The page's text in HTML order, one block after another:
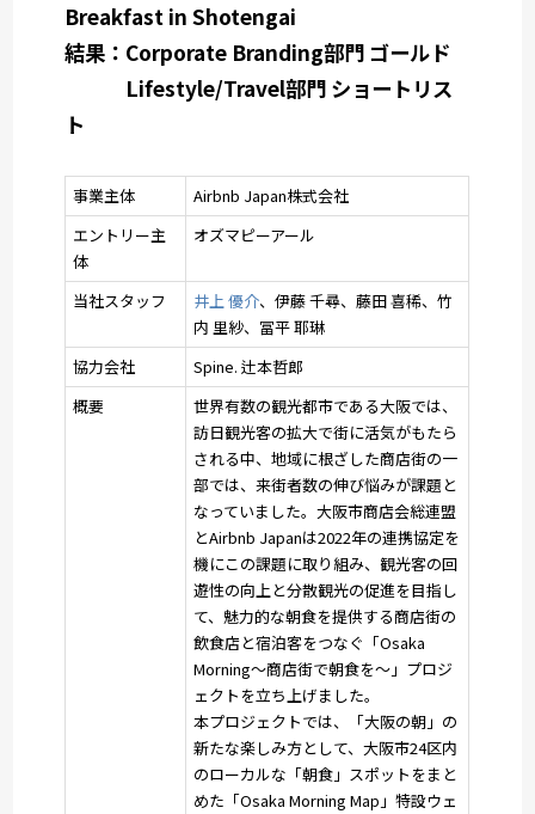
Breakfast in Shotengai
結果：Corporate Branding部門 ゴールド
Lifestyle/Travel部門 ショートリス
ト
事業主体
Airbnb Japan株式会社
エントリー主
体
オズマピーアール
当社スタッフ 井上 優介、伊藤 千尋、藤田 喜稀、竹
内 里紗、冨平 耶琳
協力会社
Spine. 辻本哲郎
概要
世界有数の観光都市である大阪では、
訪日観光客の拡大で街に活気がもたら
される中、地域に根ざした商店街の一
部では、来街者数の伸び悩みが課題と
なっていました。大阪市商店会総連盟
とAirbnb Japanは2022年の連携協定を
機にこの課題に取り組み、観光客の回
遊性の向上と分散観光の促進を目指し
て、魅力的な朝食を提供する商店街の
飲食店と宿泊客をつなぐ「Osaka
Morning～商店街で朝食を～」プロジ
ェクトを立ち上げました。
本プロジェクトでは、「大阪の朝」の
新たな楽しみ方として、大阪市24区内
のローカルな「朝食」スポットをまと
めた「Osaka Morning Map」特設ウェ